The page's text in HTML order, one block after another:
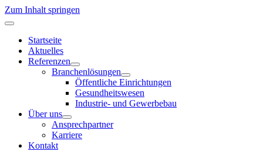
Zum Inhalt springen
Startseite
Aktuelles
Referenzen
Branchenlösungen
Öffentliche Einrichtungen
Gesundheitswesen
Industrie- und Gewerbebau
Über uns
Ansprechpartner
Karriere
Kontakt